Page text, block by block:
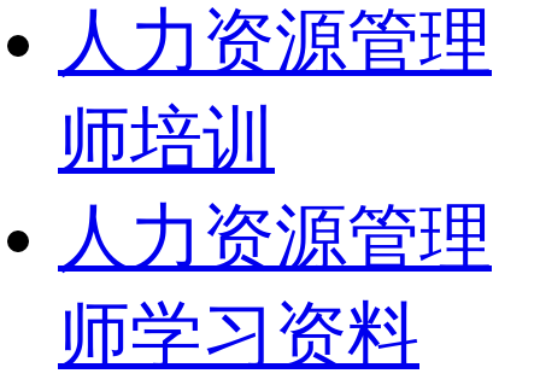
人力资源管理
师培训
人力资源管理
师学习资料